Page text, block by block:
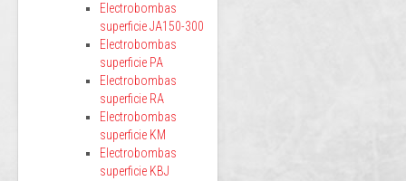
Electrobombas
superficie JA150-300
Electrobombas
superficie PA
Electrobombas
superficie RA
Electrobombas
superficie KM
Electrobombas
superficie KBJ